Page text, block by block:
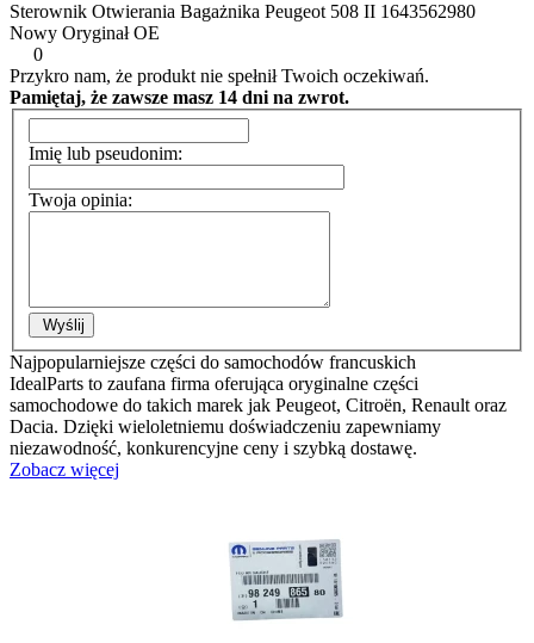
Sterownik Otwierania Bagażnika Peugeot 508 II 1643562980
Nowy Oryginał OE
0
Przykro nam, że produkt nie spełnił Twoich oczekiwań.
Pamiętaj, że zawsze masz 14 dni na zwrot.
Imię lub pseudonim:
Twoja opinia:
Wyślij
Najpopularniejsze części do samochodów francuskich
IdealParts to zaufana firma oferująca oryginalne części
samochodowe do takich marek jak Peugeot, Citroën, Renault oraz
Dacia. Dzięki wieloletniemu doświadczeniu zapewniamy
niezawodność, konkurencyjne ceny i szybką dostawę.
Zobacz więcej